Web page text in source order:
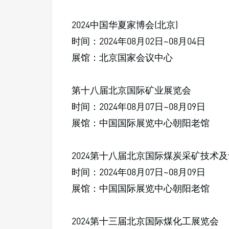
2024中国华夏家博会(北京)
时间：2024年08月02日~08月04日
展馆：北京国家会议中心
第十八届北京国际矿业展览会
时间：2024年08月07日~08月09日
展馆：中国国际展览中心朝阳老馆
2024第十八届北京国际煤炭采矿技术
时间：2024年08月07日~08月09日
展馆：中国国际展览中心朝阳老馆
2024第十三届北京国际煤化工展览会